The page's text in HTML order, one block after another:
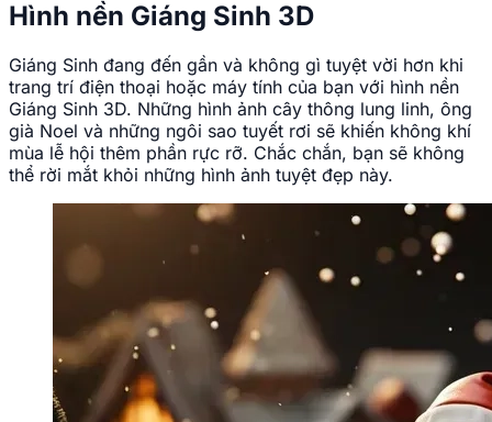
Hình nền Giáng Sinh 3D
Giáng Sinh đang đến gần và không gì tuyệt vời hơn khi
trang trí điện thoại hoặc máy tính của bạn với hình nền
Giáng Sinh 3D. Những hình ảnh cây thông lung linh, ông
già Noel và những ngôi sao tuyết rơi sẽ khiến không khí
mùa lễ hội thêm phần rực rỡ. Chắc chắn, bạn sẽ không
thể rời mắt khỏi những hình ảnh tuyệt đẹp này.